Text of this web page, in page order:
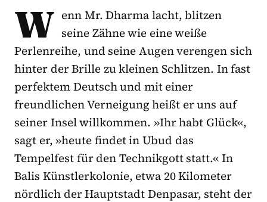
W enn Mr. Dharma lacht, blitzen
seine Zähne wie eine weiße
Perlenreihe, und seine Augen verengen sich
hinter der Brille zu kleinen Schlitzen. In fast
perfektem Deutsch und mit einer
freundlichen Verneigung heißt er uns auf
seiner Insel willkommen. »Ihr habt Glück«,
sagt er, »heute findet in Ubud das
Tempelfest für den Technikgott statt.« In
Balis Künstlerkolonie, etwa 20 Kilometer
nördlich der Hauptstadt Denpasar, steht der